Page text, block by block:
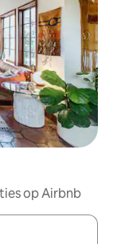
op Airbnb